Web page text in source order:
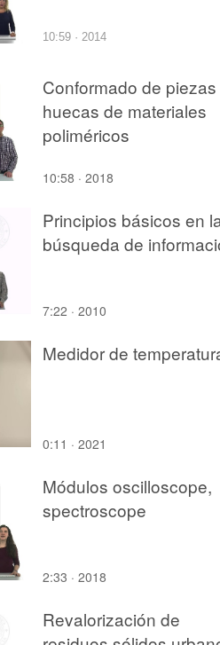
10:59 · 2014
Conformado de piezas
huecas de materiales
poliméricos
10:58 · 2018
Principios básicos en
búsqueda de
7:22 · 2010
Medidor de
0:11 · 2021
Módulos oscilloscope,
spectroscope
2:33 · 2018
Revalorización de